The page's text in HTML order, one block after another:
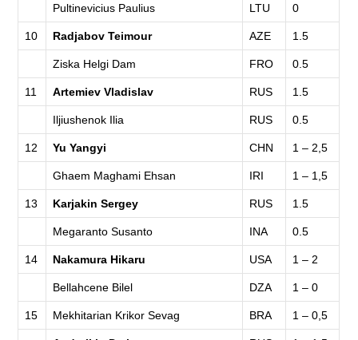
Pultinevicius Paulius LTU 0
10 Radjabov Teimour AZE 1.5
Ziska Helgi Dam FRO 0.5
11 Artemiev Vladislav RUS 1.5
Iljiushenok Ilia RUS 0.5
12 Yu Yangyi CHN 1 – 2,5
Ghaem Maghami Ehsan IRI 1 – 1,5
13 Karjakin Sergey RUS 1.5
Megaranto Susanto INA 0.5
14 Nakamura Hikaru USA 1 – 2
Bellahcene Bilel DZA 1 – 0
15 Mekhitarian Krikor Sevag BRA 1 – 0,5